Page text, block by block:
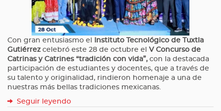
Con gran entusiasmo el
Instituto Tecnológico de Tuxtla
Gutiérrezcelebró este 28 de octubre el V Concurso de
Catrinas y Catrines “tradición con vida”, con la destacada
participación de estudiantes y docentes, que a través de
su talento y originalidad, rindieron homenaje a una de
nuestras más bellas tradiciones mexicanas.
Seguir leyendo